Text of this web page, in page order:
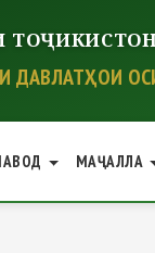
МАҶАЛЛА